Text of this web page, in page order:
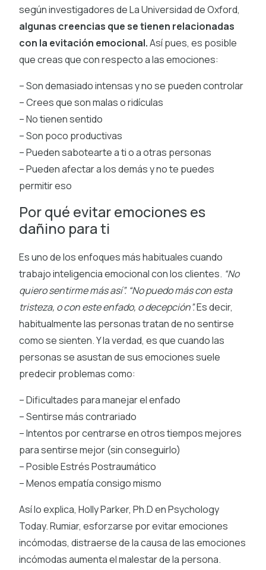
según investigadores de La Universidad de Oxford,
algunas creencias que se tienen relacionadas
con la evitación emocional.Así pues, es posible
que creas que con respecto a las emociones:
– Son demasiado intensas y no se pueden controlar
– Crees que son malas o ridículas
– No tienen sentido
– Son poco productivas
– Pueden sabotearte a ti o a otras personas
– Pueden afectar a los demás y no te puedes
permitir eso
Por qué evitar emociones es
dañino para ti
Es uno de los enfoques más habituales cuando
trabajo inteligencia emocional con los clientes. “No
quiero sentirme más así”. “No puedo más con esta
tristeza, o con este enfado, o decepción”.Es decir,
habitualmente las personas tratan de no sentirse
como se sienten. Y la verdad, es que cuando las
personas se asustan de sus emociones suele
predecir problemas como:
– Dificultades para manejar el enfado
– Sentirse más contrariado
– Intentos por centrarse en otros tiempos mejores
para sentirse mejor (sin conseguirlo)
– Posible Estrés Postraumático
– Menos empatía consigo mismo
Así lo explica, Holly Parker, Ph.D en Psychology
Today. Rumiar, esforzarse por evitar emociones
incómodas, distraerse de la causa de las emociones
incómodas aumenta el malestar de la persona.